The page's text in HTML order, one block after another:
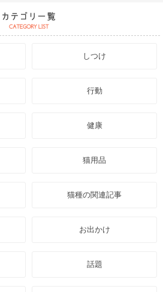
しつけ
行動
健康
猫用品
猫種の関連記事
お出かけ
話題